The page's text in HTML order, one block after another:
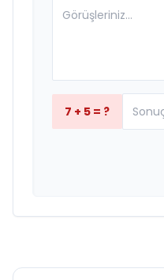
7 + 5 = ?